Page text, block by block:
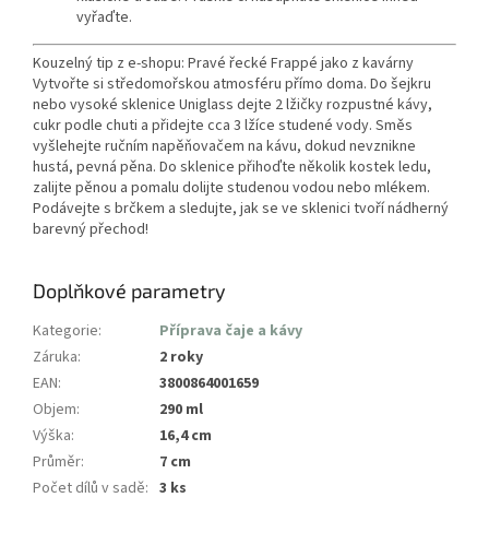
vyřaďte.
Kouzelný tip z e-shopu: Pravé řecké Frappé jako z kavárny
Vytvořte si středomořskou atmosféru přímo doma. Do šejkru
nebo vysoké sklenice Uniglass dejte 2 lžičky rozpustné kávy,
cukr podle chuti a přidejte cca 3 lžíce studené vody. Směs
vyšlehejte ručním napěňovačem na kávu, dokud nevznikne
hustá, pevná pěna. Do sklenice přihoďte několik kostek ledu,
zalijte pěnou a pomalu dolijte studenou vodou nebo mlékem.
Podávejte s brčkem a sledujte, jak se ve sklenici tvoří nádherný
barevný přechod!
Doplňkové parametry
Kategorie:
Příprava čaje a kávy
Záruka:
2 roky
EAN:
3800864001659
Objem:
290 ml
Výška:
16,4 cm
Průměr:
7 cm
Počet dílů v sadě: 3 ks